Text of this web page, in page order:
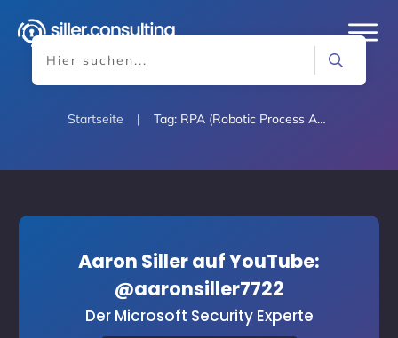
Startseite | Tag: RPA (Robotic Process Automation)
Aaron Siller auf YouTube:
@aaronsiller7722
Der Microsoft Security Experte